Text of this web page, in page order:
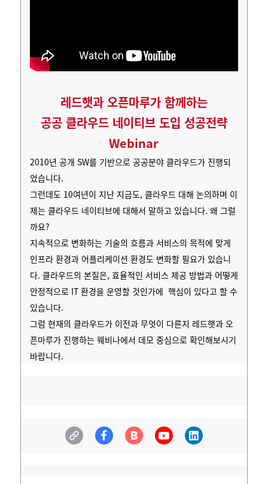
레드햇과 오픈마루가 함께하는
공공 클라우드 네이티브 도입 성공전략
Webinar
2010년 공개 SW를 기반으로 공공분야 클라우드가 진행되
었습니다.
그런데도 10여년이 지난 지금도, 클라우드 대해 논의하며 이
제는 클라우드 네이티브에 대해서 말하고 있습니다. 왜 그럴
까요?
지속적으로 변화하는 기술의 흐름과 서비스의 목적에 맞게
인프라 환경과 어플리케이션 환경도 변화할 필요가 있습니
다. 클라우드의 본질은, 효율적인 서비스 제공 방법과 어떻게
안정적으로 IT 환경을 운영할 것인가에 핵심이 있다고 할 수
있습니다.
그럼 현재의 클라우드가 이전과 무엇이 다른지 레드햇과 오
픈마루가 진행하는 웨비나에서 데모 중심으로 확인해보시기
바랍니다.